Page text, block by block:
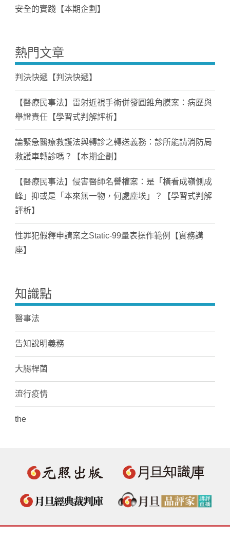
安全的實踐【本期企劃】
熱門文章
判決快遞【判決快遞】
【醫療民事法】雷射近視手術併發圓錐角膜案：病歷與
舉證責任【學習式判解評析】
論緊急醫療救護法與轉診之轉送義務：診所能請消防局
救護車轉診嗎？【本期企劃】
【醫療民事法】侵害醫師名譽權案：是「橫看成嶺側成
峰」抑或是「本來無一物，何處塵埃」？【學習式判解
評析】
性罪犯假釋申請案之Static-99量表操作範例【實務講
座】
知識點
醫事法
告知說明義務
大腸桿菌
流行疫情
the